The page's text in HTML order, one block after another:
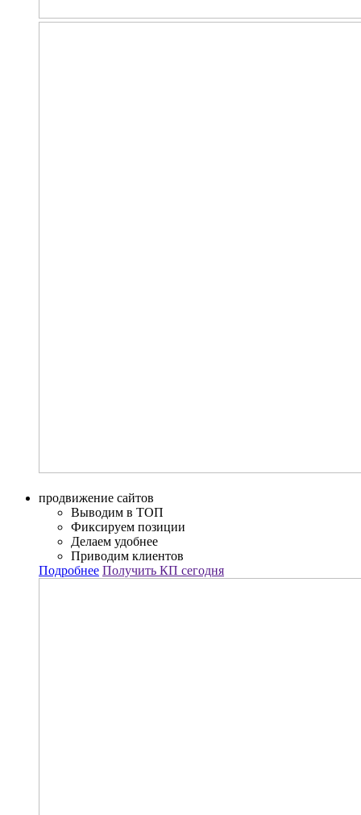
продвижение сайтов
Выводим в ТОП
Фиксируем позиции
Делаем удобнее
Приводим клиентов
Подробнее Получить КП сегодня